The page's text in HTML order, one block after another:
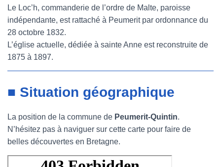
Le Loc’h, commanderie de l’ordre de Malte, paroisse
indépendante, est rattaché à Peumerit par ordonnance du
28 octobre 1832.
L’église actuelle, dédiée à sainte Anne est reconstruite de
1875 à 1897.
■ Situation géographique
La position de la commune de Peumerit-Quintin.
N’hésitez pas à naviguer sur cette carte pour faire de
belles découvertes en Bretagne.